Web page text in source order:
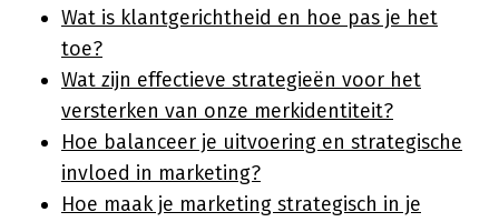
Wat is klantgerichtheid en hoe pas je het
toe?
Wat zijn effectieve strategieën voor het
versterken van onze merkidentiteit?
Hoe balanceer je uitvoering en strategische
invloed in marketing?
Hoe maak je marketing strategisch in je